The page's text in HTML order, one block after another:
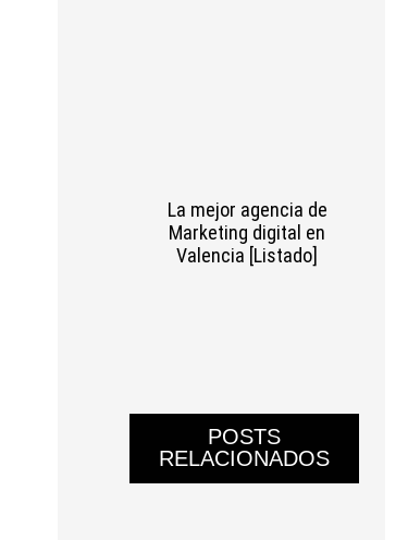
La mejor agencia de
Marketing digital en
Valencia [Listado]
POSTS
RELACIONADOS